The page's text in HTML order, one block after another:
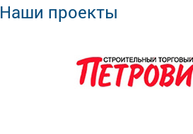
Наши проекты